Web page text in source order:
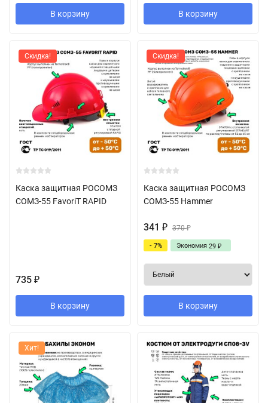
В корзину В корзину
Скидка!
Каска защитная РОСОМЗ
СОМЗ-55 FavoriT RAPID
735 ₽
В корзину
Скидка!
Каска защитная РОСОМЗ
СОМЗ-55 Hammer
341 ₽ 370₽
- 7% Экономия 29 ₽
В корзину
Хит!